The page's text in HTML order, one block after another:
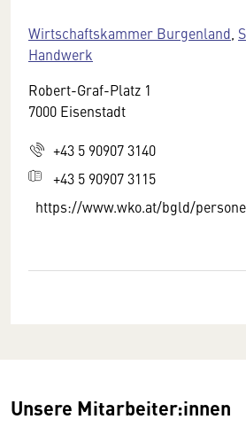
Wirtschaftskammer Burgenland
Handwerk
Robert-Graf-Platz 1
7000 Eisenstadt
+43 5 90907 3140
+43 5 90907 3115
https://www.wko.at/bgld/
Unsere Mitarbeiter:innen